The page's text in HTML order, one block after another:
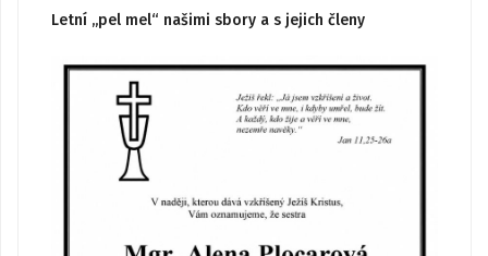
Letní „pel mel“ našimi sbory a s jejich členy